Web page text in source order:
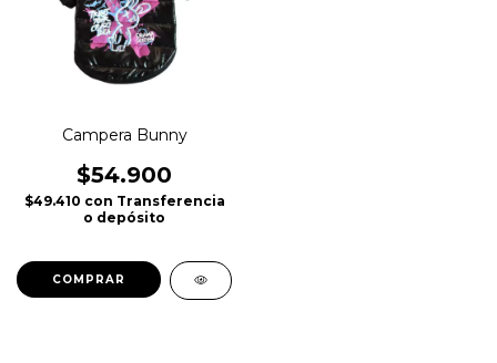
Campera Bunny
$54.900
$49.410 con Transferencia
o depósito
COMPRAR